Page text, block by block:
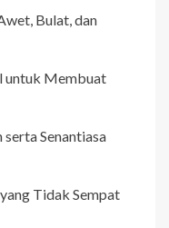
Bulat, dan
untuk Membuat
Senantiasa
Tidak Sempat